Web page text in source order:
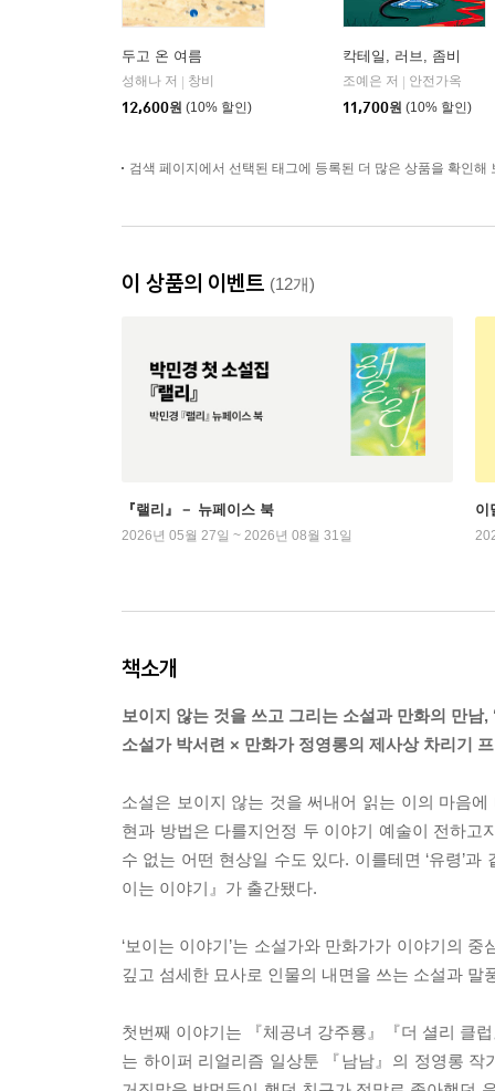
두고 온 여름
성해나 저
창비
12,600원 (10% 할인)
칵테일, 러브, 좀비
조예은 저
안전가옥
11,700원 (10% 할인)
검색 페이지에서 선택된 태그에 등록된 더 많은 상품을 확인해
이 상품의 이벤트 (12개)
『랠리』－ 뉴페이스 북
2026년 05월 27일 ~ 2026년 08월 31일
이
책소개
보이지 않는 것을 쓰고 그리는 소설과 만화의 만남,
소설가 박서련 × 만화가 정영롱의 제사상 차리기
소설은 보이지 않는 것을 써내어 읽는 이의 마음
현과 방법은 다를지언정 두 이야기 예술이 전하고
수 없는 어떤 현상일 수도 있다. 이를테면 ‘유령’
이는 이야기』가 출간됐다.
‘보이는 이야기’는 소설가와 만화가가 이야기의
깊고 섬세한 묘사로 인물의 내면을 쓰는 소설과
첫번째 이야기는 『체공녀 강주룡』『더 셜리 클
는 하이퍼 리얼리즘 일상툰 『남남』의 정영롱 작